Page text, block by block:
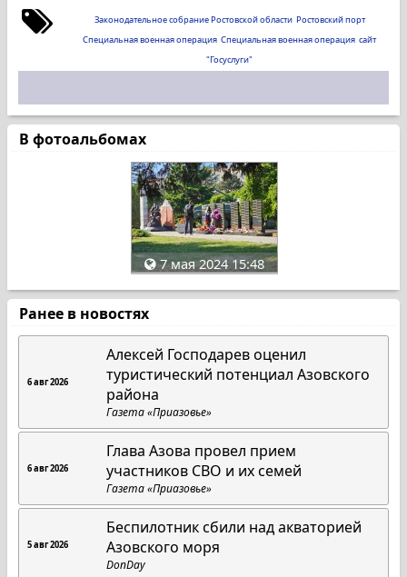
Законодательное собрание Ростовской области Ростовский порт
Специальная военная операция Специальная военная операция сайт
"Госуслуги"
В фотоальбомах
7 мая 2024 15:48
Ранее в новостях
6 авг 2026
Алексей Господарев оценил
туристический потенциал Азовского
района
Газета «Приазовье»
6 авг 2026
Глава Азова провел прием
участников СВО и их семей
Газета «Приазовье»
5 авг 2026
Беспилотник сбили над акваторией
Азовского моря
DonDay